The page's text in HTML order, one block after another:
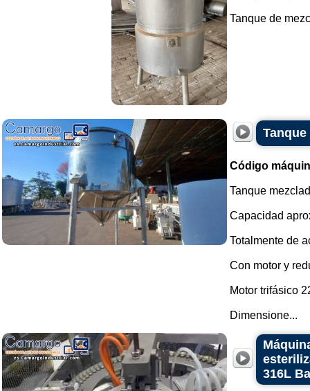
Tanque de
Código
Tanque
Capacidad
Totalmente de
Con motor y
Motor trifásico
Dimensione...
316L